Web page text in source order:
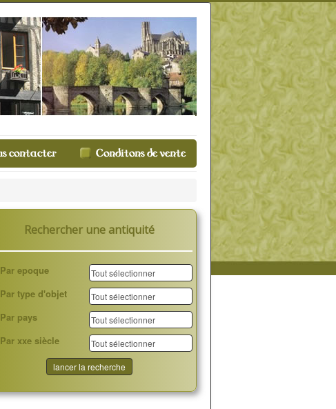
Rechercher une antiquité
Par epoque
Par type d'objet
Par pays
Par xxe siècle